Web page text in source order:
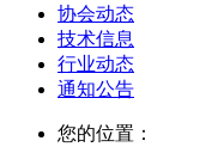
协会动态
技术信息
行业动态
通知公告
您的位置：